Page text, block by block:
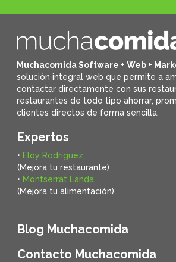
Muchacomida Software + Web +
solución integral web que permite a
contactar directamente con sus
restaurantes de todo tipo ahorrar,
clientes directos de forma sencilla.
Expertos
• Eloy Rodríguez
(Mejora tu restaurante)
• Montserrat Landa
(Mejora tu alimentación)
Blog Muchacomida
Contacto Muchacomida